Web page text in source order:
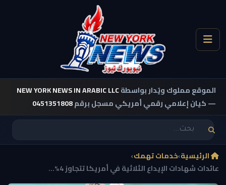
الموقع مملوك ويُدار بواسطةNEW YORK NEWS IN ARABIC LLC
— كيان إعلامي رقمي أمريكي مسجل برقم0451351808
الرئيسية›خدمات تهمك›
عائدات شهادات الإيداع الثلاثية في أمريكا تتجاوز 4%...